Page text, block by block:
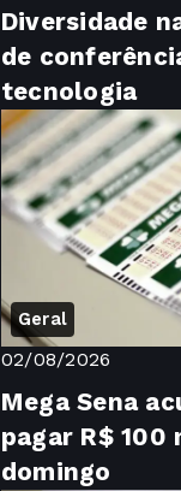
Diversidade
de
tecnologia
Geral
02/08/2026
Mega Sena
pagar R$ 100
domingo